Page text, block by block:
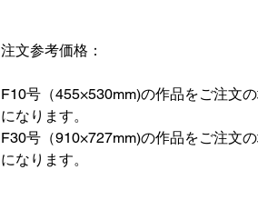
注文参考価格：
F10号（455×530mm)の作品をご注文
になります。
F30号（910×727mm)の作品をご注文
になります。